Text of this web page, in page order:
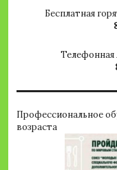
Бесплатная
Телефонная
Профессиональное
возраста